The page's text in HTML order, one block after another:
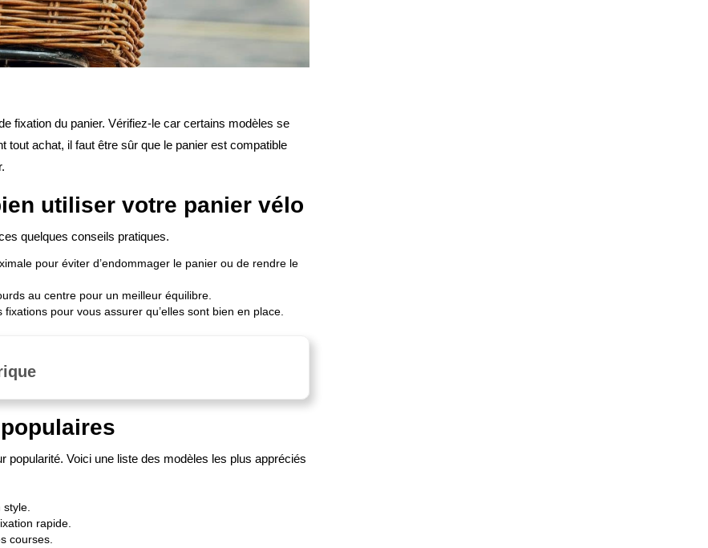
fixation du panier. Vérifiez-le car certains modèles se
achat, il faut être sûr que le panier est compatible
utiliser votre panier vélo
quelques conseils pratiques.
pour éviter d’endommager le panier ou de rendre le
au centre pour un meilleur équilibre.
pour vous assurer qu’elles sont bien en place.
popularité. Voici une liste des modèles les plus appréciés
rapide.
courses.